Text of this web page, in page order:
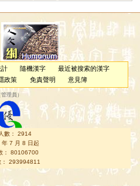
計 隨機漢字
最近被搜索的漢字
政策 免責聲明 意見簿
管理員 ）
數： 2914
年 7 月 8 日起
： 80106700
： 293994811